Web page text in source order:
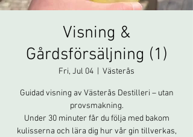
Visning &
Gårdsförsäljning (1)
Fri, Jul 04 Västerås
Guidad visning av Västerås Destilleri – utan
provsmakning.
Under 30 minuter får du följa med bakom
kulisserna och lära dig hur vår gin tillverkas,